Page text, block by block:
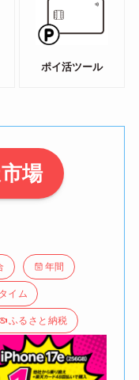
ポイ活ツール
場
年間
イム
ふるさと納税